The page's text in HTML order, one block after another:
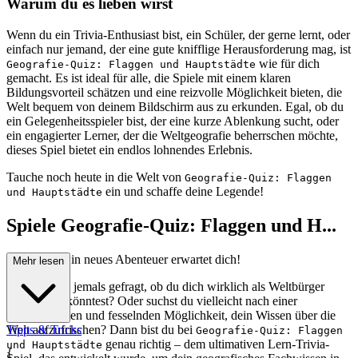
Warum du es lieben wirst
Wenn du ein Trivia-Enthusiast bist, ein Schüler, der gerne lernt, oder
einfach nur jemand, der eine gute knifflige Herausforderung mag, ist
Geografie-Quiz: Flaggen und Hauptstädte wie für dich
gemacht. Es ist ideal für alle, die Spiele mit einem klaren
Bildungsvorteil schätzen und eine reizvolle Möglichkeit bieten, die
Welt bequem von deinem Bildschirm aus zu erkunden. Egal, ob du
ein Gelegenheitsspieler bist, der eine kurze Ablenkung sucht, oder
ein engagierter Lerner, der die Weltgeografie beherrschen möchte,
dieses Spiel bietet ein endlos lohnendes Erlebnis.
Tauche noch heute in die Welt von Geografie-Quiz: Flaggen
und Hauptstädte ein und schaffe deine Legende!
Spiele Geografie-Quiz: Flaggen und H...
auptstädte: Ein neues Abenteuer erwartet dich!
Hast du dich jemals gefragt, ob du dich wirklich als Weltbürger
bezeichnen könntest? Oder suchst du vielleicht nach einer
unterhaltsamen und fesselnden Möglichkeit, dein Wissen über die
Welt aufzufrischen? Dann bist du bei Geografie-Quiz: Flaggen
und Hauptstädte genau richtig – dem ultimativen Lern-Trivia-
Mehr lesen
Tipps & Tricks
{